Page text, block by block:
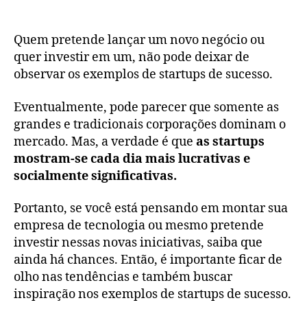
Quem pretende lançar um novo negócio ou
quer investir em um, não pode deixar de
observar os exemplos de startups de sucesso.
Eventualmente, pode parecer que somente as
grandes e tradicionais corporações dominam o
mercado. Mas, a verdade é que as startups
mostram-se cada dia mais lucrativas e
socialmente significativas.
Portanto, se você está pensando em montar sua
empresa de tecnologia ou mesmo pretende
investir nessas novas iniciativas, saiba que
ainda há chances. Então, é importante ficar de
olho nas tendências e também buscar
inspiração nos exemplos de startups de sucesso.